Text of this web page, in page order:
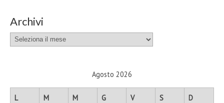
Archivi
Archivi
Agosto 2026
L M M G V S D